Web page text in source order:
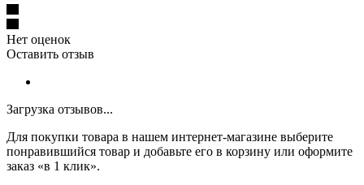
Нет оценок
Оставить отзыв
Загрузка отзывов...
Для покупки товара в нашем интернет-магазине выберите
понравившийся товар и добавьте его в корзину или оформите
заказ «в 1 клик».